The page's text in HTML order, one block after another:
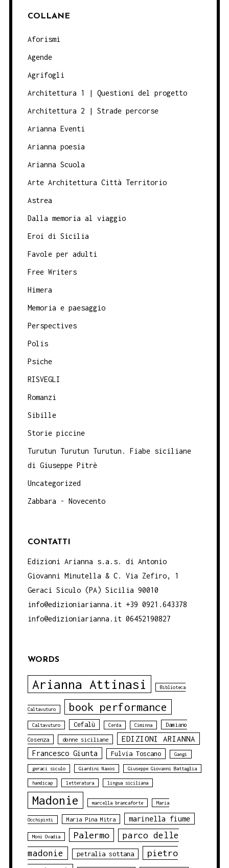
COLLANE
Aforismi
Agende
Agrifogli
Architettura 1 | Questioni del progetto
Architettura 2 | Strade percorse
Arianna Eventi
Arianna poesia
Arianna Scuola
Arte Architettura Città Territorio
Astrea
Dalla memoria al viaggio
Eroi di Sicilia
Favole per adulti
Free Writers
Himera
Memoria e paesaggio
Perspectives
Polis
Psiche
RISVEGLI
Romanzi
Sibille
Storie piccine
Turutun Turutun Turutun. Fiabe siciliane
di Giuseppe Pitrè
Uncategorized
Zabbara - Novecento
CONTATTI
Edizioni Arianna s.a.s. di Antonio
Giovanni Minutella & C. Via Zefiro, 1
Geraci Siculo (PA) Sicilia 90010
info@edizioniarianna.it +39 0921.643378
info@edizioniarianna.it 06452190827
WORDS
Arianna Attinasi Biblioteca
Caltavuturo book performance
Caltavuturo Cefalù Cerda Ciminna Damiano
Cosenza donne siciliane EDIZIONI ARIANNA
Francesco Giunta Fulvia Toscano Gangi
geraci siculo Giardini Naxos Giuseppe Giovanni Battaglia
handicap letteratura lingua siciliana
Madonie marcella brancaforte Maria
Occhipinti Maria Pina Mitra marinella fiume
Moni Ovadia Palermo
parco delle
madonie
petralia sottana
pietro